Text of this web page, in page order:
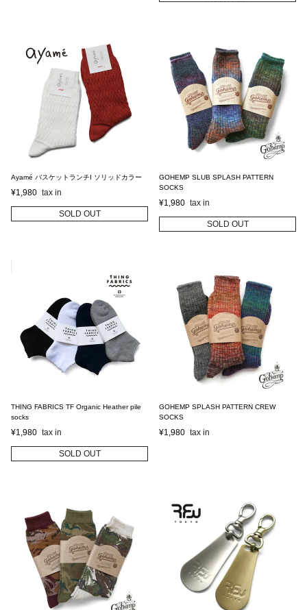
Ayamé バスケットランチI ソリッドカラー
¥1,980
SOLD OUT
GOHEMP SLUB SPLASH PATTERN
SOCKS
¥1,980
SOLD OUT
THING FABRICS TF Organic Heather pile
socks
¥1,980
SOLD OUT
GOHEMP SPLASH PATTERN CREW
SOCKS
¥1,980